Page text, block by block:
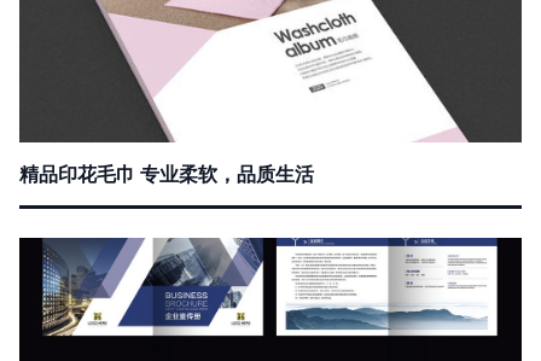
精品印花毛巾 专业柔软，品质生活